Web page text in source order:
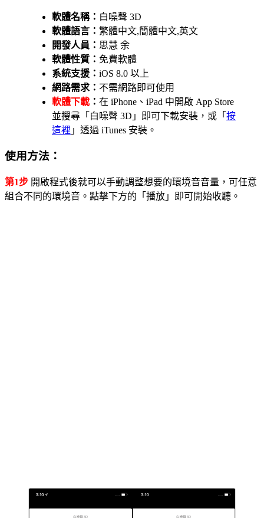
軟體名稱： 白噪聲 3D
軟體語言： 繁體中文,簡體中文,英文
開發人員： 思慧 余
軟體性質： 免費軟體
系統支援： iOS 8.0 以上
網路需求： 不需網路即可使用
軟體下載 ： 在 iPhone、iPad 中開啟 App Store
並搜尋「白噪聲 3D」即可下載安裝，或「 按
這裡 」透過 iTunes 安裝。
使用方法：
第1步 開啟程式後就可以手動調整想要的環境音音量，可任意
組合不同的環境音。點擊下方的「播放」即可開始收聽。